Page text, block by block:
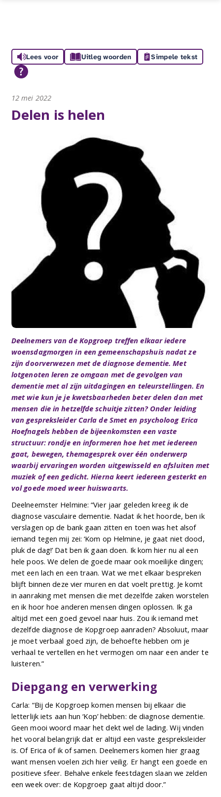
Lees voor Uitleg woorden Simpele tekst
12 mei 2022
Delen is helen
Deelnemers van de Kopgroep treffen elkaar iedere
woensdagmorgen in een gemeenschapshuis nadat ze
zijn doorverwezen met de diagnose dementie. Met
lotgenoten leren ze omgaan met de gevolgen van
dementie met al zijn uitdagingen en teleurstellingen. En
met wie kun je je kwetsbaarheden beter delen dan met
mensen die in hetzelfde schuitje zitten? Onder leiding
van gespreksleider Carla de Smet en psycholoog Erica
Hoefnagels hebben de bijeenkomsten een vaste
structuur: rondje en informeren hoe het met iedereen
gaat, bewegen, themagesprek over één onderwerp
waarbij ervaringen worden uitgewisseld en afsluiten met
muziek of een gedicht. Hierna keert iedereen gesterkt en
vol goede moed weer huiswaarts.
Deelneemster Helmine: “Vier jaar geleden kreeg ik de
diagnose vasculaire dementie. Nadat ik het hoorde, ben ik
verslagen op de bank gaan zitten en toen was het alsof
iemand tegen mij zei: ‘Kom op Helmine, je gaat niet dood,
pluk de dag!’ Dat ben ik gaan doen. Ik kom hier nu al een
hele poos. We delen de goede maar ook moeilijke dingen;
met een lach en een traan. Wat we met elkaar bespreken
blijft binnen deze vier muren en dat voelt prettig. Je komt
in aanraking met mensen die met dezelfde zaken worstelen
en ik hoor hoe anderen mensen dingen oplossen. Ik ga
altijd met een goed gevoel naar huis. Zou ik iemand met
dezelfde diagnose de Kopgroep aanraden? Absoluut, maar
je moet verbaal goed zijn, de behoefte hebben om je
verhaal te vertellen en het vermogen om naar een ander te
luisteren.”
Diepgang en verwerking
Carla: “Bij de Kopgroep komen mensen bij elkaar die
letterlijk iets aan hun ‘Kop’ hebben: de diagnose dementie.
Geen mooi woord maar het dekt wel de lading. Wij vinden
het vooral belangrijk dat er altijd een vaste gespreksleider
is. Of Erica of ik of samen. Deelnemers komen hier graag
want mensen voelen zich hier veilig. Er hangt een goede en
positieve sfeer. Behalve enkele feestdagen slaan we zelden
een week over: de Kopgroep gaat altijd door.”